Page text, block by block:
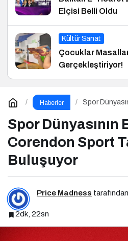
Elçisi Belli Oldu
Kültür Sanat
Çocuklar
Gerçekleştiriyor!
Haberler
Spor
Spor Dünyasının
Corendon Sport
Buluşuyor
Price Madness
2dk, 22sn